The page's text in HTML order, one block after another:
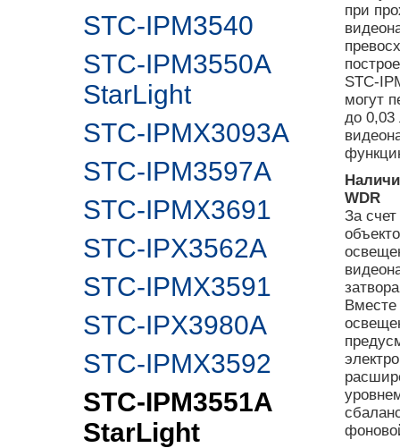
STC-IPM3540
STC-IPM3550A
StarLight
STC-IPMX3093A
STC-IPM3597A
STC-IPMX3691
STC-IPX3562A
STC-IPMX3591
STC-IPX3980A
STC-IPMX3592
STC-IPM3551A
StarLight
при
STC-
могут
до 0,03
WDR
За
Вместе